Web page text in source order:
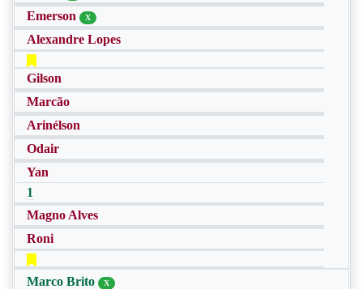
Emerson X
Alexandre Lopes
Gilson
Marcão
Arinélson
Odair
Yan
1
Magno Alves
Roni
Marco Brito X